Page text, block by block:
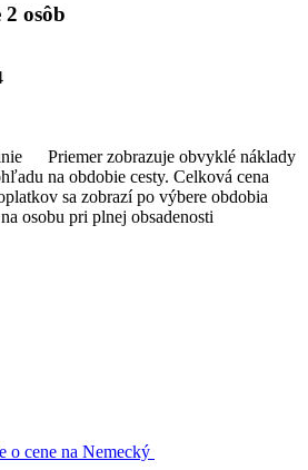
osôb
Priemer zobrazuje obvyklé náklady
na obdobie cesty. Celková cena
sa zobrazí po výbere obdobia
osobu pri plnej obsadenosti
o cene na Nemecký